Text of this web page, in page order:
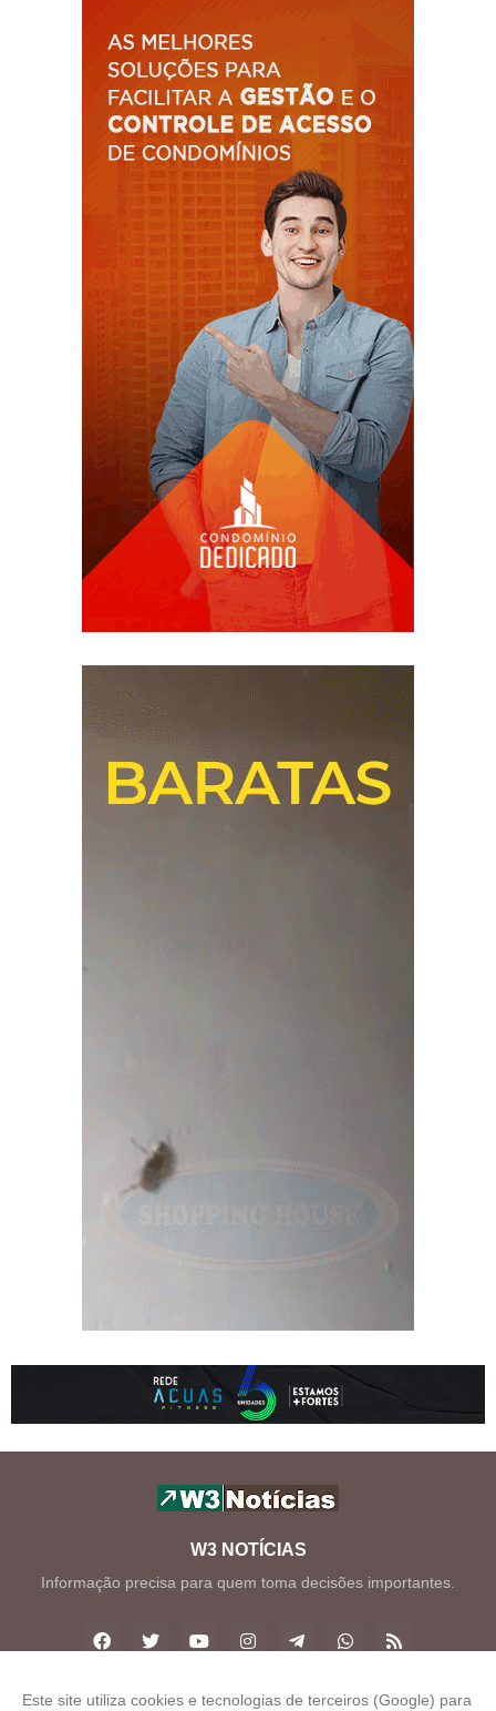
W3 NOTÍCIAS
Informação precisa para quem toma decisões importantes.
Este site utiliza cookies e tecnologias de terceiros (Google) para